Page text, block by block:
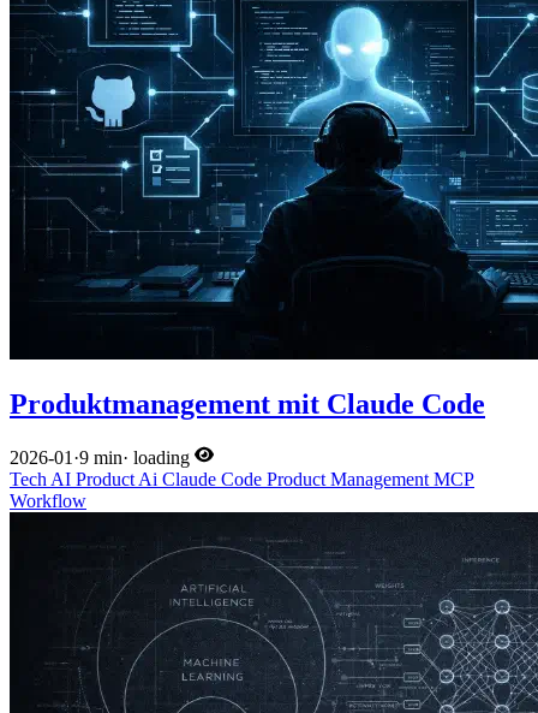
Produktmanagement mit Claude Code
2026-01 ·9 min· loading
Tech AI Product Ai Claude Code Product Management MCP
Workflow